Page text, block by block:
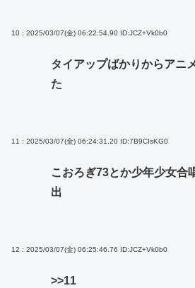
10 : 2025/03/07(金) 06:22:54.90 ID:JCZ+Vk0b0
タイアップばかりからアニ
た
11 : 2025/03/07(金) 06:24:31.20 ID:7B9CIsKG0
こおろぎ73とか少年少女合
出
12 : 2025/03/07(金) 06:25:46.76 ID:JCZ+Vk0b0
>>11